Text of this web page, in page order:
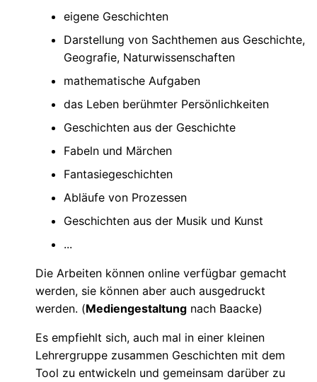
eigene Geschichten
Darstellung von Sachthemen aus Geschichte,
Geografie, Naturwissenschaften
mathematische Aufgaben
das Leben berühmter Persönlichkeiten
Geschichten aus der Geschichte
Fabeln und Märchen
Fantasiegeschichten
Abläufe von Prozessen
Geschichten aus der Musik und Kunst
...
Die Arbeiten können online verfügbar gemacht
werden, sie können aber auch ausgedruckt
werden. (Mediengestaltung nach Baacke)
Es empfiehlt sich, auch mal in einer kleinen
Lehrergruppe zusammen Geschichten mit dem
Tool zu entwickeln und gemeinsam darüber zu